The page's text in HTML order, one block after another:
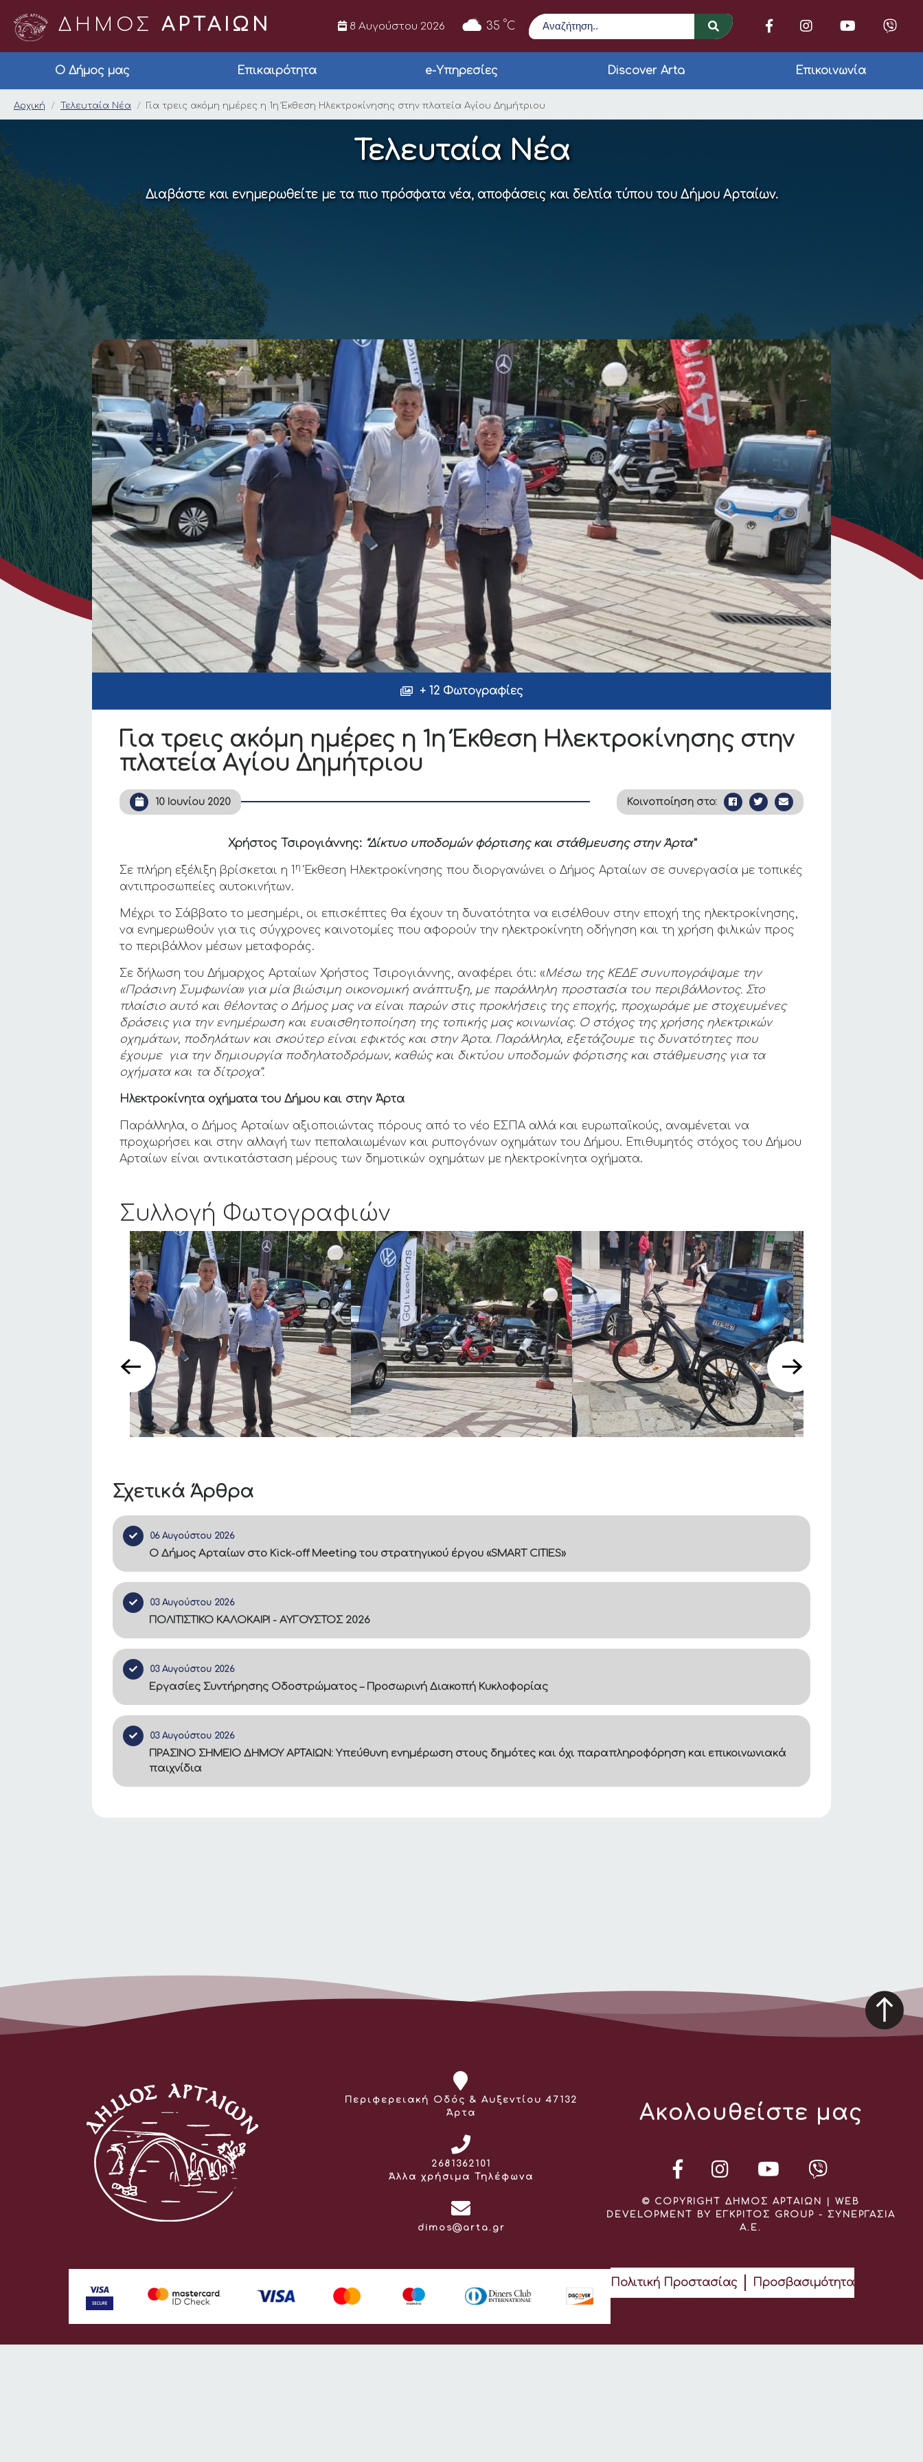
ΔΗΜΟΣ ΑΡΤΑΙΩΝ 8 Αυγούστου 2026 35 °C
Αναζήτηση
Ο Δήμος μας Επικαιρότητα e-Υπηρεσίες Discover Arta Επικοινωνία
Για τρεις ακόμη ημέρες η 1η Έκθεση Ηλεκτροκίνησης στην
Αρχική Τελευταία Νέα Για τρεις ακόμη ημέρες η 1η Έκθεση Ηλεκτροκίνησης στην πλατεία Αγίου Δημήτριου
Τελευταία Νέα
Διαβάστε και ενημερωθείτε με τα πιο πρόσφατα νέα, αποφάσεις και δελτία τύπου του Δήμου Αρταίων.
Σχετικά Άρθρα
06 Αυγούστου 2026
Ο Δήμος Αρταίων στο Kick-off Meeting του στρατηγικού έργου «SMART CITIES»
03 Αυγούστου 2026
ΠΟΛΙΤΙΣΤΙΚΟ ΚΑΛΟΚΑΙΡΙ - ΑΥΓΟΥΣΤΟΣ 2026
03 Αυγούστου 2026
Εργασίες Συντήρησης Οδοστρώματος – Προσωρινή Διακοπή Κυκλοφορίας
03 Αυγούστου 2026
ΠΡΑΣΙΝΟ ΣΗΜΕΙΟ ΔΗΜΟΥ ΑΡΤΑΙΩΝ: Υπεύθυνη ενημέρωση στους δημότες και όχι παραπληροφόρηση και επικοινωνιακά
παιχνίδια
+ 12 Φωτογραφίες
Για τρεις ακόμη ημέρες η 1η Έκθεση Ηλεκτροκίνησης στην
πλατεία Αγίου Δημήτριου
10 Ιουνίου 2020 Κοινοποίηση στο:
Χρήστος Τσιρογιάννης: “Δίκτυο υποδομών φόρτισης και στάθμευσης στην Άρτα”
Σε πλήρη εξέλιξη βρίσκεται η 1 η Έκθεση Ηλεκτροκίνησης που διοργανώνει ο Δήμος Αρταίων σε συνεργασία με τοπικές
αντιπροσωπείες αυτοκινήτων.
Μέχρι το Σάββατο το μεσημέρι, οι επισκέπτες θα έχουν τη δυνατότητα να εισέλθουν στην εποχή της ηλεκτροκίνησης,
να ενημερωθούν για τις σύγχρονες καινοτομίες που αφορούν την ηλεκτροκίνητη οδήγηση και τη χρήση φιλικών προς
το περιβάλλον μέσων μεταφοράς.
Σε δήλωση του Δήμαρχος Αρταίων Χρήστος Τσιρογιάννης, αναφέρει ότι: «Μέσω της ΚΕΔΕ συνυπογράψαμε την
«Πράσινη Συμφωνία» για μία βιώσιμη οικονομική ανάπτυξη, με παράλληλη προστασία του περιβάλλοντος. Στο
πλαίσιο αυτό και θέλοντας ο Δήμος μας να είναι παρών στις προκλήσεις της εποχής, προχωράμεμε στοχευμένες
δράσεις για την ενημέρωση και ευαισθητοποίηση της τοπικής μας κοινωνίας. Ο στόχος της χρήσης ηλεκτρικών
οχημάτων, ποδηλάτων και σκούτερ είναι εφικτός και στην Άρτα. Παράλληλα, εξετάζουμε τις δυνατότητες που
έχουμε για την δημιουργία ποδηλατοδρόμων, καθώς και δικτύου υποδομών φόρτισης και στάθμευσης για τα
οχήματα και τα δίτροχα”.
Ηλεκτροκίνητα οχήματα του Δήμου και στην Άρτα
Παράλληλα, ο Δήμος Αρταίων αξιοποιώντας πόρους από το νέο ΕΣΠΑ αλλά και ευρωπαϊκούς, αναμένεται να
προχωρήσει και στην αλλαγή των πεπαλαιωμένων και ρυπογόνων οχημάτων του Δήμου. Επιθυμητός στόχος του Δήμου
Αρταίων είναι αντικατάσταση μέρους των δημοτικών οχημάτων με ηλεκτροκίνητα οχήματα.
Συλλογή Φωτογραφιών
Διεύθυνση:
Περιφερειακή Οδός & Αυξεντίου 47132
Άρτα
Τηλέφωνο:
2681362101
Άλλα χρήσιμα Τηλέφωνα
Email:
dimos@arta.gr
Ακολουθείστε μας
© COPYRIGHT ΔΗΜΟΣ ΑΡΤΑΙΩΝ | WEB
DEVELOPMENT BY ΕΓΚΡΙΤΟΣ GROUP - ΣΥΝΕΡΓΑΣΙΑ
Α.Ε.
Πολιτική Προστασίας Προσβασιμότητα